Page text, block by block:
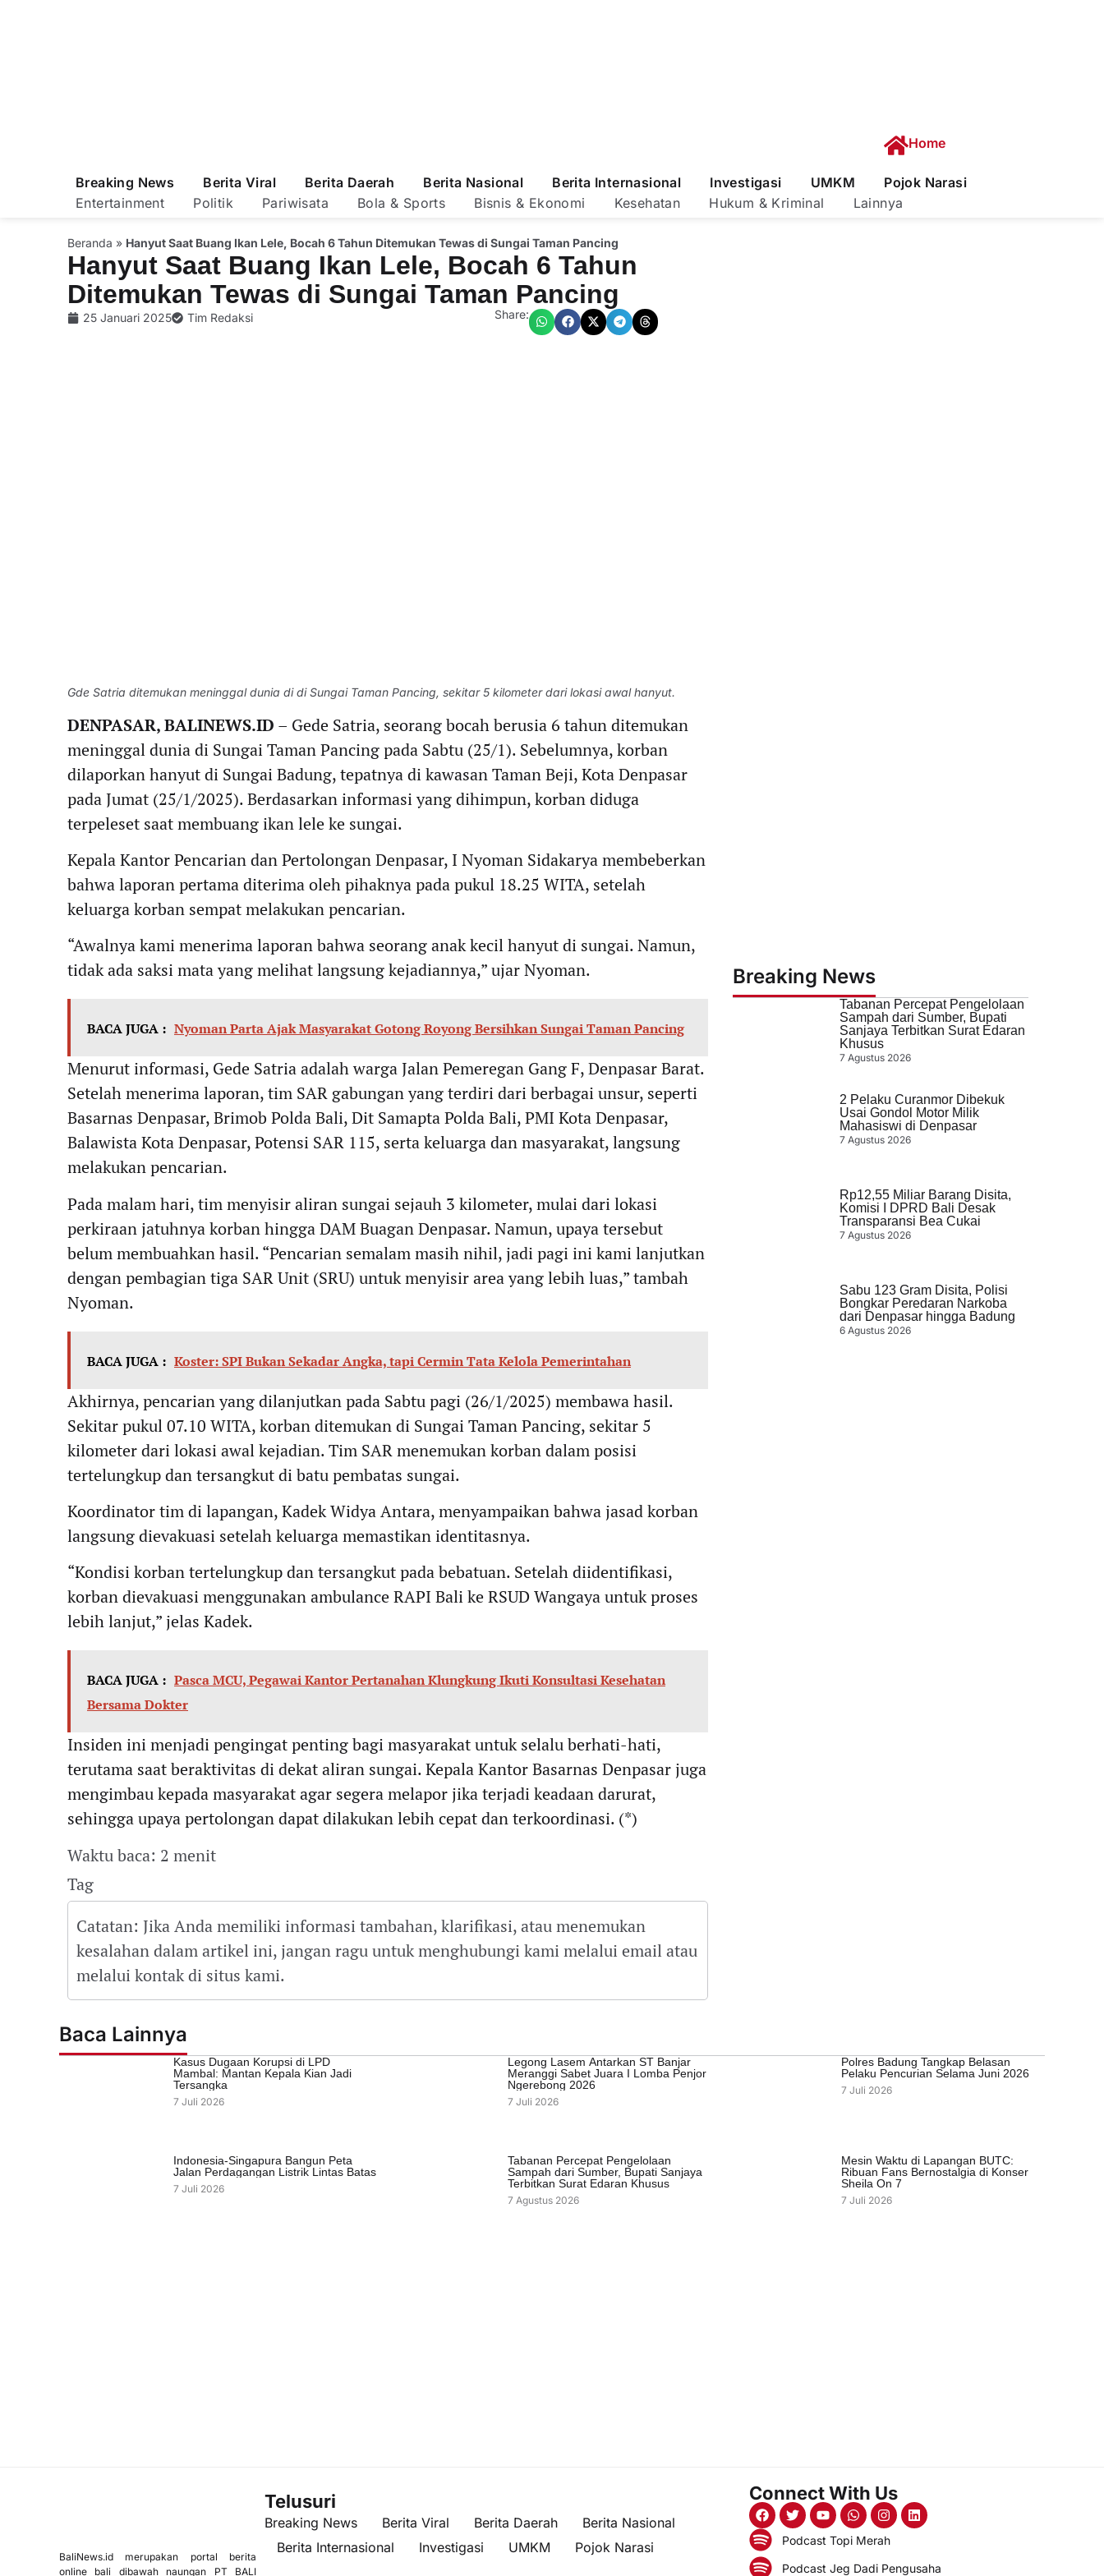
Home
Breaking News Berita Viral Berita Daerah Berita Nasional Berita Internasional Investigasi UMKM
Pojok Narasi
Entertainment
Politik Pariwisata Bola & Sports Bisnis & Ekonomi Kesehatan Hukum & Kriminal Lainnya
Beranda » Hanyut Saat Buang Ikan Lele, Bocah 6 Tahun Ditemukan Tewas di Sungai Taman Pancing
Hanyut Saat Buang Ikan Lele, Bocah 6 Tahun
Ditemukan Tewas di Sungai Taman Pancing
25 Januari 2025 Tim Redaksi Share:
Gde Satria ditemukan meninggal dunia di di Sungai Taman Pancing, sekitar 5 kilometer dari lokasi awal hanyut.
DENPASAR, BALINEWS.ID – Gede Satria, seorang bocah berusia 6 tahun ditemukan
meninggal dunia di Sungai Taman Pancing pada Sabtu (25/1). Sebelumnya, korban
dilaporkan hanyut di Sungai Badung, tepatnya di kawasan Taman Beji, Kota Denpasar
pada Jumat (25/1/2025). Berdasarkan informasi yang dihimpun, korban diduga
terpeleset saat membuang ikan lele ke sungai.
Kepala Kantor Pencarian dan Pertolongan Denpasar, I Nyoman Sidakarya membeberkan
bahwa laporan pertama diterima oleh pihaknya pada pukul 18.25 WITA, setelah
keluarga korban sempat melakukan pencarian.
“Awalnya kami menerima laporan bahwa seorang anak kecil hanyut di sungai. Namun,
tidak ada saksi mata yang melihat langsung kejadiannya,” ujar Nyoman.
BACA JUGA : Nyoman Parta Ajak Masyarakat Gotong Royong Bersihkan Sungai Taman Pancing
Menurut informasi, Gede Satria adalah warga Jalan Pemeregan Gang F, Denpasar Barat.
Setelah menerima laporan, tim SAR gabungan yang terdiri dari berbagai unsur, seperti
Basarnas Denpasar, Brimob Polda Bali, Dit Samapta Polda Bali, PMI Kota Denpasar,
Balawista Kota Denpasar, Potensi SAR 115, serta keluarga dan masyarakat, langsung
melakukan pencarian.
Pada malam hari, tim menyisir aliran sungai sejauh 3 kilometer, mulai dari lokasi
perkiraan jatuhnya korban hingga DAM Buagan Denpasar. Namun, upaya tersebut
belum membuahkan hasil. “Pencarian semalam masih nihil, jadi pagi ini kami lanjutkan
dengan pembagian tiga SAR Unit (SRU) untuk menyisir area yang lebih luas,” tambah
Nyoman.
BACA JUGA : Koster: SPI Bukan Sekadar Angka, tapi Cermin Tata Kelola Pemerintahan
Akhirnya, pencarian yang dilanjutkan pada Sabtu pagi (26/1/2025) membawa hasil.
Sekitar pukul 07.10 WITA, korban ditemukan di Sungai Taman Pancing, sekitar 5
kilometer dari lokasi awal kejadian. Tim SAR menemukan korban dalam posisi
tertelungkup dan tersangkut di batu pembatas sungai.
Koordinator tim di lapangan, Kadek Widya Antara, menyampaikan bahwa jasad korban
langsung dievakuasi setelah keluarga memastikan identitasnya.
“Kondisi korban tertelungkup dan tersangkut pada bebatuan. Setelah diidentifikasi,
korban dievakuasi menggunakan ambulance RAPI Bali ke RSUD Wangaya untuk proses
lebih lanjut,” jelas Kadek.
BACA JUGA : Pasca MCU, Pegawai Kantor Pertanahan Klungkung Ikuti Konsultasi Kesehatan
Bersama Dokter
Insiden ini menjadi pengingat penting bagi masyarakat untuk selalu berhati-hati,
terutama saat beraktivitas di dekat aliran sungai. Kepala Kantor Basarnas Denpasar juga
mengimbau kepada masyarakat agar segera melapor jika terjadi keadaan darurat,
sehingga upaya pertolongan dapat dilakukan lebih cepat dan terkoordinasi. (*)
Waktu baca: 2 menit
Tag
Catatan: Jika Anda memiliki informasi tambahan, klarifikasi, atau menemukan
kesalahan dalam artikel ini, jangan ragu untuk menghubungi kami melalui email atau
melalui kontak di situs kami.
Breaking News
Tabanan Percepat Pengelolaan
Sampah dari Sumber, Bupati
Sanjaya Terbitkan Surat Edaran
Khusus
7 Agustus 2026
2 Pelaku Curanmor Dibekuk
Usai Gondol Motor Milik
Mahasiswi di Denpasar
7 Agustus 2026
Rp12,55 Miliar Barang Disita,
Komisi I DPRD Bali Desak
Transparansi Bea Cukai
7 Agustus 2026
Sabu 123 Gram Disita, Polisi
Bongkar Peredaran Narkoba
dari Denpasar hingga Badung
6 Agustus 2026
Baca Lainnya
Kasus Dugaan Korupsi di LPD
Mambal: Mantan Kepala Kian Jadi
Tersangka
7 Juli 2026
Legong Lasem Antarkan ST Banjar
Meranggi Sabet Juara I Lomba Penjor
Ngerebong 2026
7 Juli 2026
Polres Badung Tangkap Belasan
Pelaku Pencurian Selama Juni 2026
7 Juli 2026
Indonesia-Singapura Bangun Peta
Jalan Perdagangan Listrik Lintas Batas
7 Juli 2026
Tabanan Percepat Pengelolaan
Sampah dari Sumber, Bupati Sanjaya
Terbitkan Surat Edaran Khusus
7 Agustus 2026
Mesin Waktu di Lapangan BUTC:
Ribuan Fans Bernostalgia di Konser
Sheila On 7
7 Juli 2026
BaliNews.id merupakan portal berita
online bali dibawah naungan PT BALI
Telusuri
Breaking News Berita Viral Berita Daerah
Berita Nasional
Berita Internasional
Investigasi UMKM Pojok Narasi
Connect With Us
Podcast Topi Merah
Podcast Jeg Dadi Pengusaha